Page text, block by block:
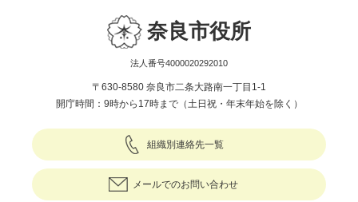
奈良市役所
法人番号4000020292010
〒630-8580 奈良市二条大路南一丁目1-1
開庁時間：9時から17時まで（土日祝・年末年始を除く）
組織別連絡先一覧
メールでのお問い合わせ